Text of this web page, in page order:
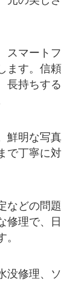
スマートフ
ます。信頼
長持ちする
鮮明な写真
で丁寧に対
などの問題
修理で、日
没修理、ソ